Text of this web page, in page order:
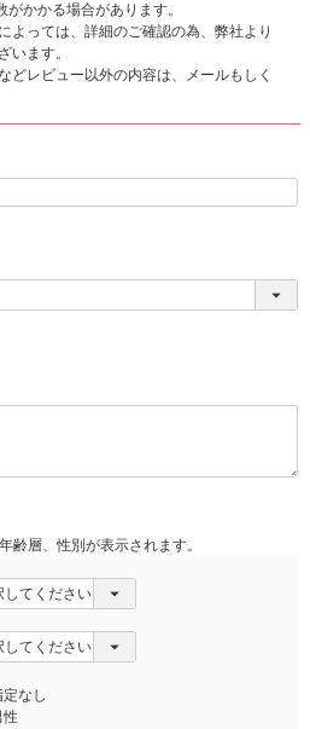
かかる場合があります。
よっては、詳細のご確認の為、弊社より
います。
どレビュー以外の内容は、メールもしく
齢層、性別が表示されます。
定なし
性